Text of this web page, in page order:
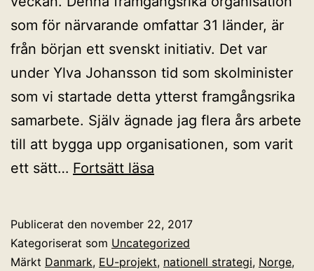
som för närvarande omfattar 31 länder, är
från början ett svenskt initiativ. Det var
under Ylva Johansson tid som skolminister
som vi startade detta ytterst framgångsrika
samarbete. Själv ägnade jag flera års arbete
till att bygga upp organisationen, som varit
ett sätt… Fortsätt läsa
för
skolans
Publicerat den november 22, 2017
Kategoriserat som Uncategorized
Märkt Danmark, EU-projekt, nationell strategi, Norge,